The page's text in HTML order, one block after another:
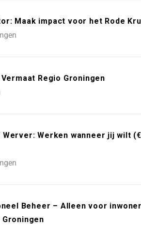
Maak impact voor het Rode
Regio Groningen
Werken wanneer jij wilt
Beheer – Alleen voor